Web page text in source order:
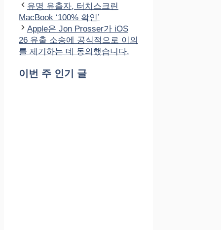
테
고
리
유명 유출자, 터치스크린
MacBook ‘100% 확인’
Apple은 Jon Prosser가 iOS
26 유출 소송에 공식적으로 이의
를 제기하는 데 동의했습니다.
이번 주 인기 글